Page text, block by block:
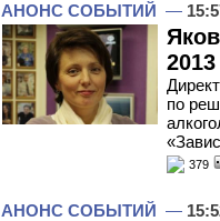
АНОНС СОБЫТИЙ —
по
379
АНОНС СОБЫТИЙ —